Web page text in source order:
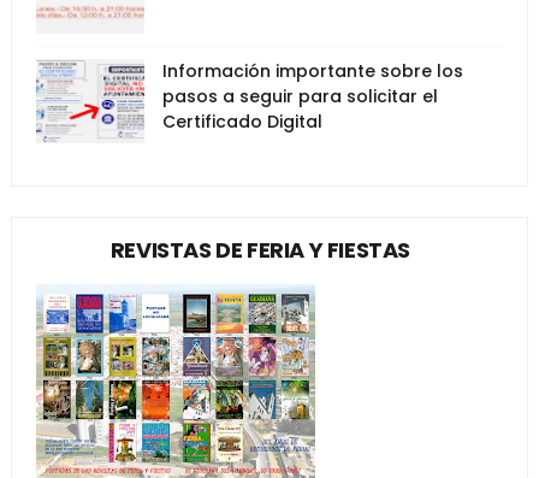
Información importante sobre los
pasos a seguir para solicitar el
Certificado Digital
REVISTAS DE FERIA Y FIESTAS